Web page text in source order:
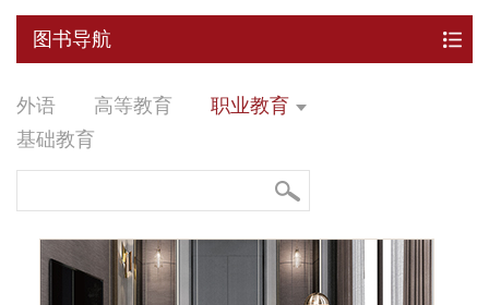
图书导航
外语 高等教育
职业教育
基础教育